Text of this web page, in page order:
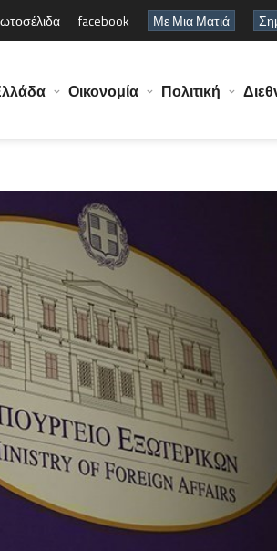
facebook Με Μια Ματιά
Οικονομία Πολιτική